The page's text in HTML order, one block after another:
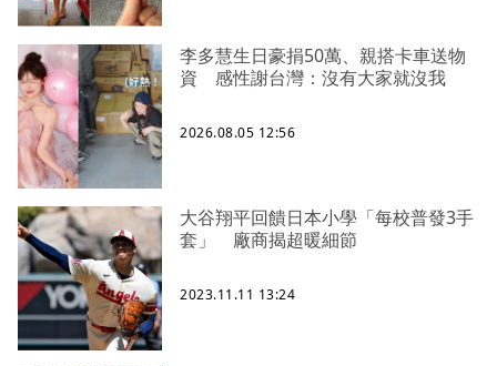
李多慧生日豪捐50萬、親搭卡車送物
資 感性謝台灣：沒有大家就沒我
2026.08.05 12:56
大谷翔平回饋日本小學「每校普發3手
套」 廠商揭超暖細節
2023.11.11 13:24